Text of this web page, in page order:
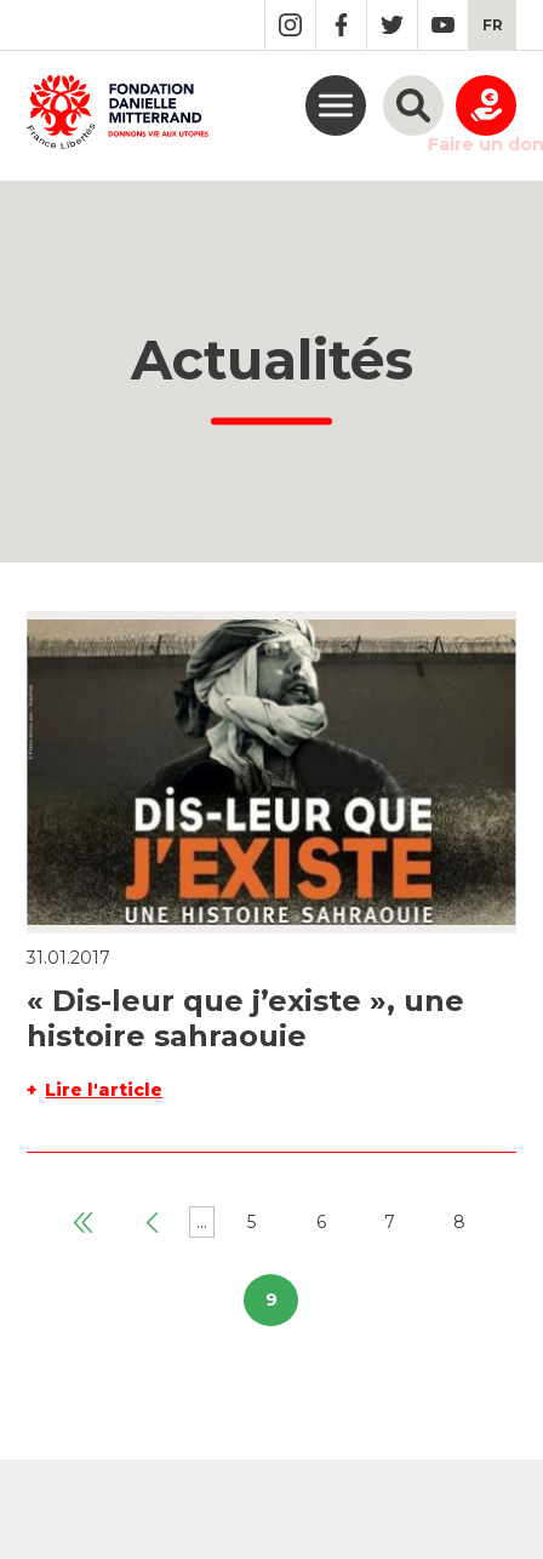
MAIN
CONTENT
FR
Faire un don
Actualités
31.01.2017
« Dis-leur que j’existe », une
histoire sahraouie
Lire l'article
... 5 6 7 8
9